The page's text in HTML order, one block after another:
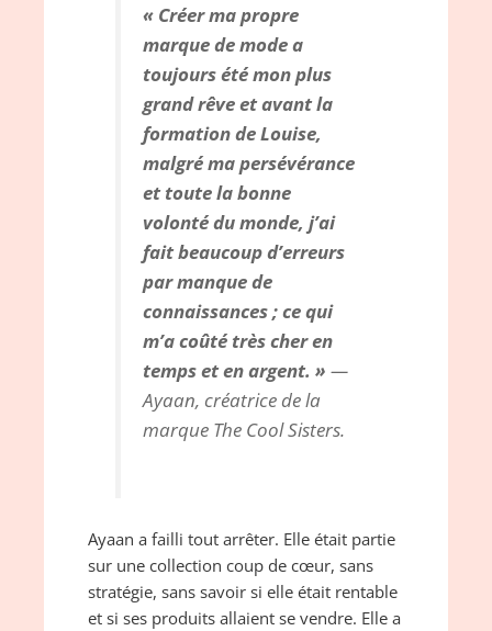
« Créer ma propre
marque de mode a
toujours été mon plus
grand rêve et avant la
formation de Louise,
malgré ma persévérance
et toute la bonne
volonté du monde, j’ai
fait beaucoup d’erreurs
par manque de
connaissances ; ce qui
m’a coûté très cher en
temps et en argent. » —
Ayaan, créatrice de la
marque The Cool Sisters.
Ayaan a failli tout arrêter. Elle était partie
sur une collection coup de cœur, sans
stratégie, sans savoir si elle était rentable
et si ses produits allaient se vendre. Elle a